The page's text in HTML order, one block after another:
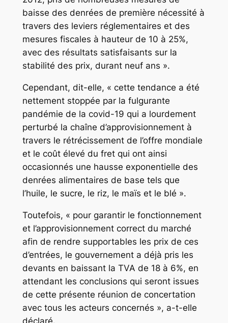
baisse des denrées de première nécessité à
travers des leviers réglementaires et des
mesures fiscales à hauteur de 10 à 25%,
avec des résultats satisfaisants sur la
stabilité des prix, durant neuf ans ».
Cependant, dit-elle, « cette tendance a été
nettement stoppée par la fulgurante
pandémie de la covid-19 qui a lourdement
perturbé la chaîne d’approvisionnement à
travers le rétrécissement de l’offre mondiale
et le coût élevé du fret qui ont ainsi
occasionnés une hausse exponentielle des
denrées alimentaires de base tels que
l’huile, le sucre, le riz, le maïs et le blé ».
Toutefois, « pour garantir le fonctionnement
et l’approvisionnement correct du marché
afin de rendre supportables les prix de ces
d’entrées, le gouvernement a déjà pris les
devants en baissant la TVA de 18 à 6%, en
attendant les conclusions qui seront issues
de cette présente réunion de concertation
avec tous les acteurs concernés », a-t-elle
déclaré.